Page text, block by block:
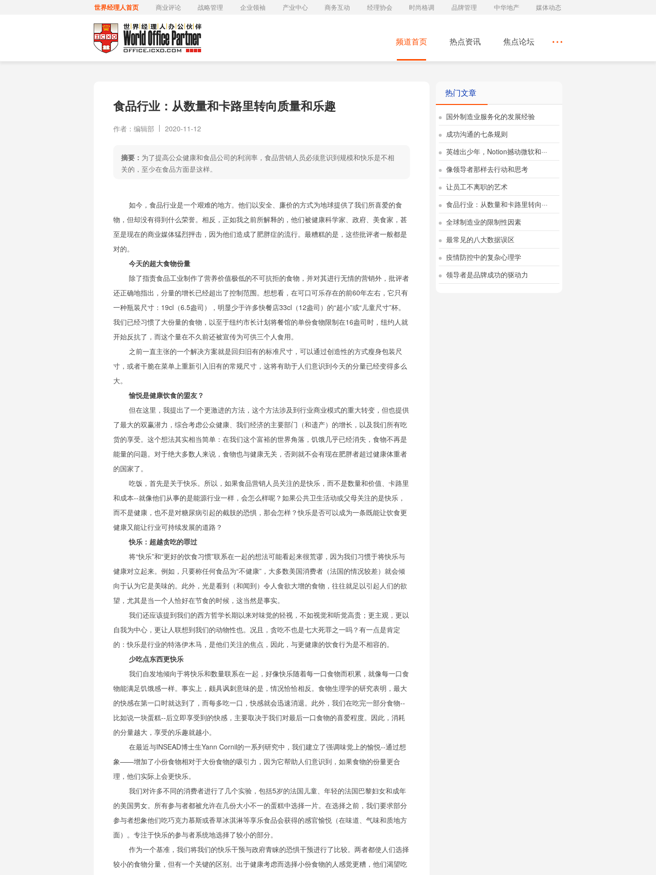
世界经理人首页 商业评论 战略管理 企业领袖 产业中心 商务互动 经理协会 时尚格调 品牌管理 中华地产 媒体动态
频道首页 热点资讯 焦点论坛
食品行业：从数量和卡路里转向质量和乐趣
作者：编辑部 2020-11-12
摘要： 为了提高公众健康和食品公司的利润率，食品营销人员必须意识到规模和快乐是不相
关的，至少在食品方面是这样。
如今，食品行业是一个艰难的地方。他们以安全、廉价的方式为地球提供了我们所喜爱的食
物，但却没有得到什么荣誉。相反，正如我之前所解释的，他们被健康科学家、政府、美食家，甚
至是现在的商业媒体猛烈抨击，因为他们造成了肥胖症的流行。最糟糕的是，这些批评者一般都是
对的。
今天的超大食物份量
除了指责食品工业制作了营养价值极低的不可抗拒的食物，并对其进行无情的营销外，批评者
还正确地指出，分量的增长已经超出了控制范围。想想看，在可口可乐存在的前60年左右，它只有
一种瓶装尺寸：19cl（6.5盎司），明显少于许多快餐店33cl（12盎司）的“超小”或“儿童尺寸”杯。
我们已经习惯了大份量的食物，以至于纽约市长计划将餐馆的单份食物限制在16盎司时，纽约人就
开始反抗了，而这个量在不久前还被宣传为可供三个人食用。
之前一直主张的一个解决方案就是回归旧有的标准尺寸，可以通过创造性的方式瘦身包装尺
寸，或者干脆在菜单上重新引入旧有的常规尺寸，这将有助于人们意识到今天的分量已经变得多么
大。
愉悦是健康饮食的盟友？
但在这里，我提出了一个更激进的方法，这个方法涉及到行业商业模式的重大转变，但也提供
了最大的双赢潜力，综合考虑公众健康、我们经济的主要部门（和遗产）的增长，以及我们所有吃
货的享受。这个想法其实相当简单：在我们这个富裕的世界角落，饥饿几乎已经消失，食物不再是
能量的问题。对于绝大多数人来说，食物也与健康无关，否则就不会有现在肥胖者超过健康体重者
的国家了。
吃饭，首先是关于快乐。所以，如果食品营销人员关注的是快乐，而不是数量和价值、卡路里
和成本--就像他们从事的是能源行业一样，会怎么样呢？如果公共卫生活动或父母关注的是快乐，
而不是健康，也不是对糖尿病引起的截肢的恐惧，那会怎样？快乐是否可以成为一条既能让饮食更
健康又能让行业可持续发展的道路？
快乐：超越贪吃的罪过
将“快乐”和“更好的饮食习惯”联系在一起的想法可能看起来很荒谬，因为我们习惯于将快乐与
健康对立起来。例如，只要称任何食品为“不健康”，大多数美国消费者（法国的情况较差）就会倾
向于认为它是美味的。此外，光是看到（和闻到）令人食欲大增的食物，往往就足以引起人们的欲
望，尤其是当一个人恰好在节食的时候，这当然是事实。
我们还应该提到我们的西方哲学长期以来对味觉的轻视，不如视觉和听觉高贵；更主观，更以
自我为中心，更让人联想到我们的动物性也。况且，贪吃不也是七大死罪之一吗？有一点是肯定
的：快乐是行业的特洛伊木马，是他们关注的焦点，因此，与更健康的饮食行为是不相容的。
少吃点东西更快乐
我们自发地倾向于将快乐和数量联系在一起，好像快乐随着每一口食物而积累，就像每一口食
物能满足饥饿感一样。事实上，颇具讽刺意味的是，情况恰恰相反。食物生理学的研究表明，最大
的快感在第一口时就达到了，而每多吃一口，快感就会迅速消退。此外，我们在吃完一部分食物--
比如说一块蛋糕--后立即享受到的快感，主要取决于我们对最后一口食物的喜爱程度。因此，消耗
的分量越大，享受的乐趣就越小。
在最近与INSEAD博士生Yann Cornil的一系列研究中，我们建立了强调味觉上的愉悦--通过想
象——增加了小份食物相对于大份食物的吸引力，因为它帮助人们意识到，如果食物的份量更合
理，他们实际上会更快乐。
我们对许多不同的消费者进行了几个实验，包括5岁的法国儿童、年轻的法国巴黎妇女和成年
的美国男女。所有参与者都被允许在几份大小不一的蛋糕中选择一片。在选择之前，我们要求部分
参与者想象他们吃巧克力慕斯或香草冰淇淋等享乐食品会获得的感官愉悦（在味道、气味和质地方
面）。专注于快乐的参与者系统地选择了较小的部分。
作为一个基准，我们将我们的快乐干预与政府青睐的恐惧干预进行了比较。两者都使人们选择
较小的食物分量，但有一个关键的区别。出于健康考虑而选择小份食物的人感觉更糟，他们渴望吃
热门文章
国外制造业服务化的发展经验
成功沟通的七条规则
英雄出少年，Notion撼动微软和···
像领导者那样去行动和思考
让员工不离职的艺术
食品行业：从数量和卡路里转向···
全球制造业的限制性因素
最常见的八大数据误区
疫情防控中的复杂心理学
领导者是品牌成功的驱动力